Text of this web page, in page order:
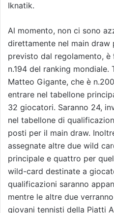
Iknatik.
Al momento, non ci sono
direttamente nel main
previsto dal regolamento,
n.194 del ranking
Matteo Gigante, che è
entrare nel tabellone
32 giocatori. Saranno 24,
nel tabellone di
posti per il main draw.
assegnate altre due wild
principale e quattro per
wild-card destinate a
qualificazioni saranno
mentre le altre due
giovani tennisti della Piatti